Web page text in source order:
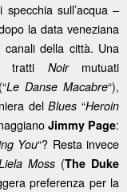
sull’acqua –
la data veneziana
della città. Una
tratti Noirmutuati
(“Le Danse Macabre“),
delBlues “Heroin
Jimmy Page:
You“? Resta invece
Moss (The Duke
preferenza per la